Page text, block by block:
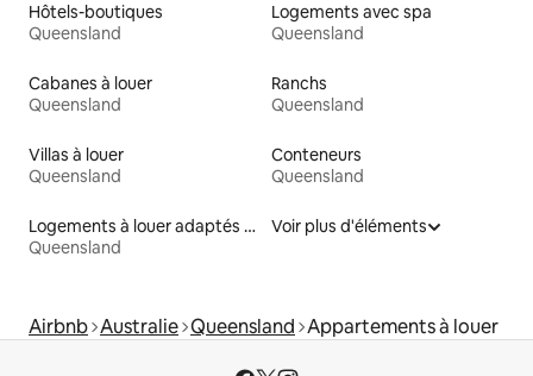
Hôtels-boutiques
Queensland
Logements avec spa
Queensland
Cabanes à louer
Queensland
Ranchs
Queensland
Villas à louer
Queensland
Conteneurs
Queensland
Logements à louer adaptés aux animaux
Queensland
Voir plus d'éléments
Airbnb Australie Queensland Appartements à louer